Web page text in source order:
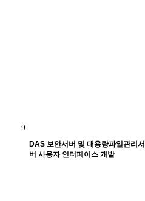
DAS 보안서버 및 대용량파일관리서
버 사용자 인터페이스 개발